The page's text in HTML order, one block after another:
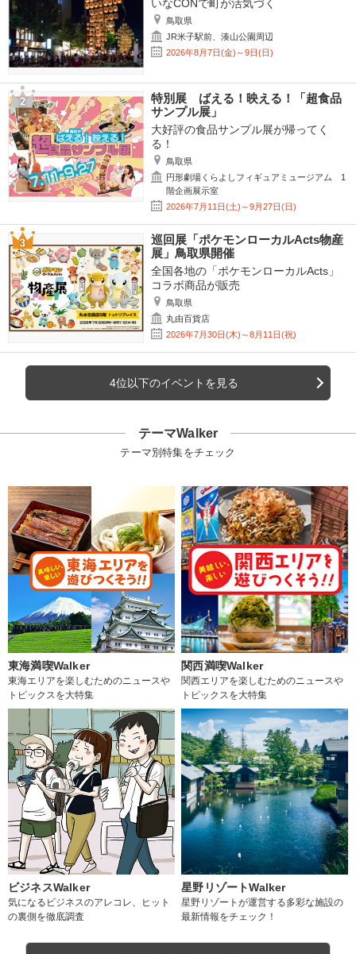
いなCONで町が活気づく
鳥取県
JR米子駅前、湊山公園周辺
2026年8月7日(金)～9日(日)
特別展 ばえる！映える！「超食品
サンプル展」
大好評の食品サンプル展が帰ってく
る！
鳥取県
円形劇場くらよしフィギュアミュージアム 1
階企画展示室
2026年7月11日(土)～9月27日(日)
巡回展「ポケモンローカルActs物産
展」鳥取県開催
全国各地の「ポケモンローカルActs」
コラボ商品が販売
鳥取県
丸由百貨店
2026年7月30日(木)～8月11日(祝)
4位以下のイベントを見る
テーマWalker
テーマ別特集をチェック
東海満喫Walker
東海エリアを楽しむためのニュースや
トピックスを大特集
関西満喫Walker
関西エリアを楽しむためのニュースや
トピックスを大特集
ビジネスWalker
気になるビジネスのアレコレ、ヒット
の裏側を徹底調査
星野リゾートWalker
星野リゾートが運営する多彩な施設の
最新情報をチェック！